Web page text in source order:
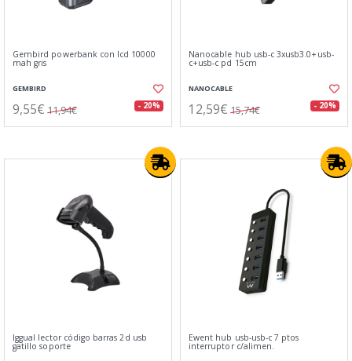
Gembird powerbank con lcd 10000
mah gris
GEMBIRD
9,55€ 11,94€ - 20%
Nanocable hub usb-c 3xusb3.0+usb-
c+usb-c pd 15cm
NANOCABLE
12,59€ 15,74€ - 20%
Iggual lector código barras 2d usb
gatillo soporte
Ewent hub usb-usb-c 7 ptos
interruptor c/alimen.